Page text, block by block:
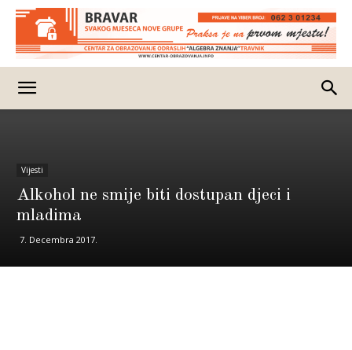
Vijesti
Alkohol ne smije biti dostupan djeci i
mladima
7. Decembra 2017.